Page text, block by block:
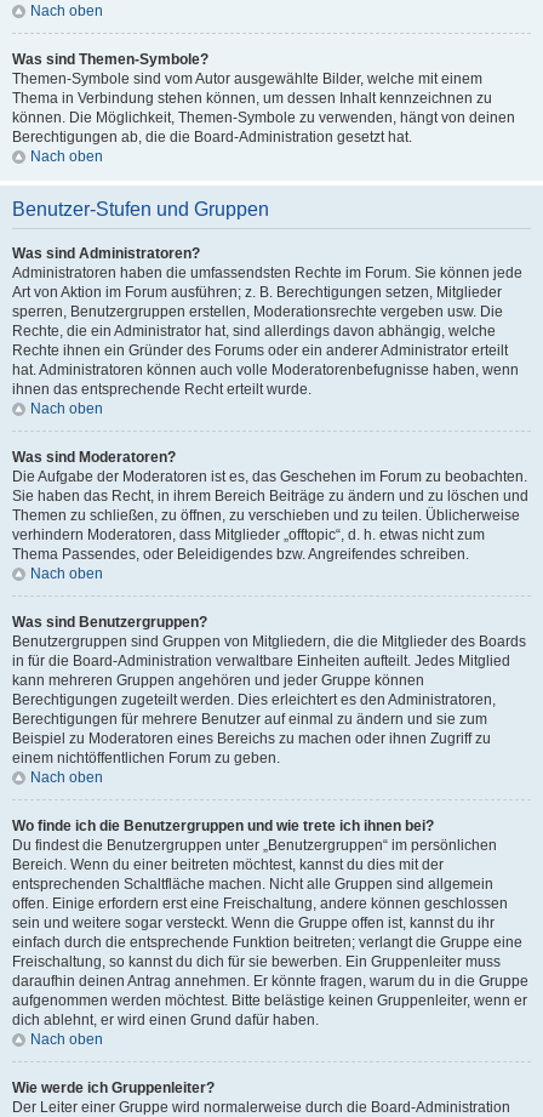
Nach oben
Was sind Themen-Symbole?
Themen-Symbole sind vom Autor ausgewählte Bilder, welche mit einem
Thema in Verbindung stehen können, um dessen Inhalt kennzeichnen zu
können. Die Möglichkeit, Themen-Symbole zu verwenden, hängt von deinen
Berechtigungen ab, die die Board-Administration gesetzt hat.
Nach oben
Benutzer-Stufen und Gruppen
Was sind Administratoren?
Administratoren haben die umfassendsten Rechte im Forum. Sie können jede
Art von Aktion im Forum ausführen; z. B. Berechtigungen setzen, Mitglieder
sperren, Benutzergruppen erstellen, Moderationsrechte vergeben usw. Die
Rechte, die ein Administrator hat, sind allerdings davon abhängig, welche
Rechte ihnen ein Gründer des Forums oder ein anderer Administrator erteilt
hat. Administratoren können auch volle Moderatorenbefugnisse haben, wenn
ihnen das entsprechende Recht erteilt wurde.
Nach oben
Was sind Moderatoren?
Die Aufgabe der Moderatoren ist es, das Geschehen im Forum zu beobachten.
Sie haben das Recht, in ihrem Bereich Beiträge zu ändern und zu löschen und
Themen zu schließen, zu öffnen, zu verschieben und zu teilen. Üblicherweise
verhindern Moderatoren, dass Mitglieder „offtopic“, d. h. etwas nicht zum
Thema Passendes, oder Beleidigendes bzw. Angreifendes schreiben.
Nach oben
Was sind Benutzergruppen?
Benutzergruppen sind Gruppen von Mitgliedern, die die Mitglieder des Boards
in für die Board-Administration verwaltbare Einheiten aufteilt. Jedes Mitglied
kann mehreren Gruppen angehören und jeder Gruppe können
Berechtigungen zugeteilt werden. Dies erleichtert es den Administratoren,
Berechtigungen für mehrere Benutzer auf einmal zu ändern und sie zum
Beispiel zu Moderatoren eines Bereichs zu machen oder ihnen Zugriff zu
einem nichtöffentlichen Forum zu geben.
Nach oben
Wo finde ich die Benutzergruppen und wie trete ich ihnen bei?
Du findest die Benutzergruppen unter „Benutzergruppen“ im persönlichen
Bereich. Wenn du einer beitreten möchtest, kannst du dies mit der
entsprechenden Schaltfläche machen. Nicht alle Gruppen sind allgemein
offen. Einige erfordern erst eine Freischaltung, andere können geschlossen
sein und weitere sogar versteckt. Wenn die Gruppe offen ist, kannst du ihr
einfach durch die entsprechende Funktion beitreten; verlangt die Gruppe eine
Freischaltung, so kannst du dich für sie bewerben. Ein Gruppenleiter muss
daraufhin deinen Antrag annehmen. Er könnte fragen, warum du in die Gruppe
aufgenommen werden möchtest. Bitte belästige keinen Gruppenleiter, wenn er
dich ablehnt, er wird einen Grund dafür haben.
Nach oben
Wie werde ich Gruppenleiter?
Der Leiter einer Gruppe wird normalerweise durch die Board-Administration